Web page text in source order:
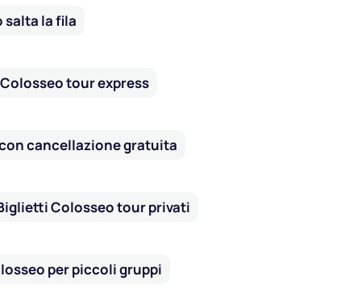
salta la fila
tour express
cancellazione gratuita
Colosseo tour privati
per piccoli gruppi